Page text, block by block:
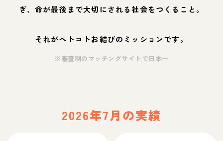
ぎ、命が最後まで大切にされる社会をつくること。
それがペトコトお結びのミッションです。
※審査制のマッチングサイトで日本一
2026年7月の実績